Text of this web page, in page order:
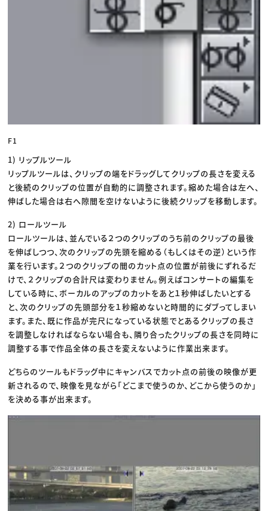
F1
1) リップルツール
リップルツールは、クリップの端をドラッグしてクリップの長さを変える
と後続のクリップの位置が自動的に調整されます。縮めた場合は左へ、
伸ばした場合は右へ隙間を空けないように後続クリップを移動します。
2) ロールツール
ロールツールは、並んでいる２つのクリップのうち前のクリップの最後
を伸ばしつつ、次のクリップの先頭を縮める（もしくはその逆）という作
業を行います。２つのクリップの間のカット点の位置が前後にずれるだ
けで、２クリップの合計尺は変わりません。例えばコンサートの編集を
している時に、ボーカルのアップのカットをあと１秒伸ばしたいとする
と、次のクリップの先頭部分を１秒縮めないと時間的にダブってしまい
ます。また、既に作品が完尺になっている状態でとあるクリップの長さ
を調整しなければならない場合も、隣り合ったクリップの長さを同時に
調整する事で作品全体の長さを変えないように作業出来ます。
どちらのツールもドラッグ中にキャンバスでカット点の前後の映像が更
新されるので、映像を見ながら「どこまで使うのか、どこから使うのか」
を決める事が出来ます。